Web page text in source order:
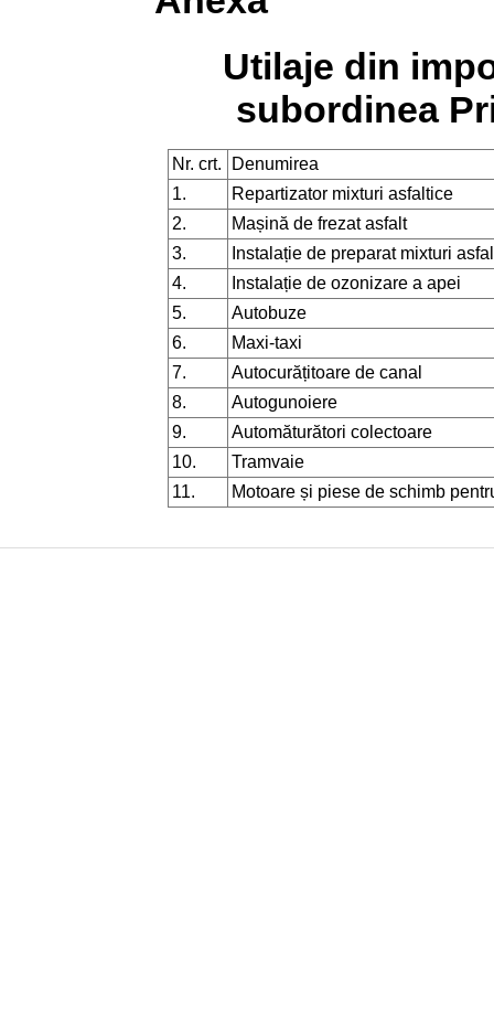
Utilaje din
subordinea
Nr. crt.
Denumirea
1.
Repartizator mixturi asfaltice
2.
Mașină de frezat asfalt
3.
Instalație de preparat mixturi
4.
Instalație de ozonizare a apei
5.
Autobuze
6.
Maxi-taxi
7.
Autocurățitoare de canal
8.
Autogunoiere
9.
Automăturători colectoare
10.
Tramvaie
11.
Motoare și piese de schimb